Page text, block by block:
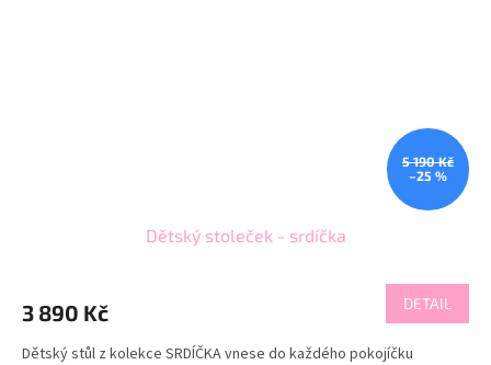
5 190 Kč
–25 %
Dětský stoleček - srdíčka
3 890 Kč DETAIL
Dětský stůl z kolekce SRDÍČKA vnese do každého pokojíčku